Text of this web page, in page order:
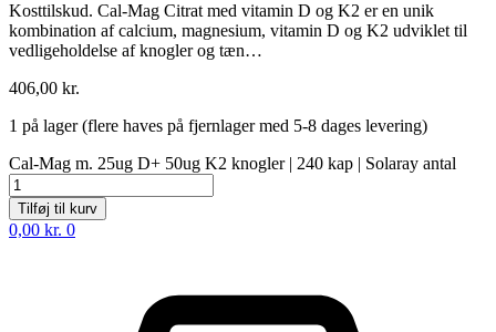
Kosttilskud. Cal-Mag Citrat med vitamin D og K2 er en unik
kombination af calcium, magnesium, vitamin D og K2 udviklet til
vedligeholdelse af knogler og tæn…
406,00 kr.
1 på lager (flere haves på fjernlager med 5-8 dages levering)
Cal-Mag m. 25ug D+ 50ug K2 knogler | 240 kap | Solaray antal
Tilføj til kurv
0,00 kr. 0